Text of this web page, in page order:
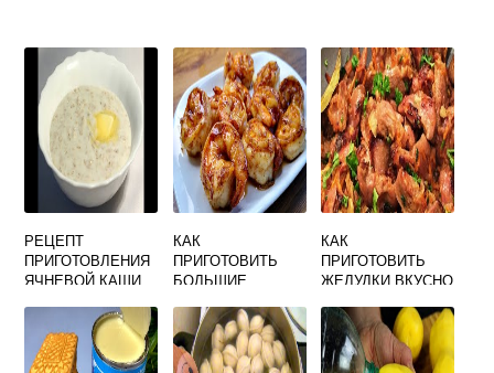
РЕЦЕПТ
ПРИГОТОВЛЕНИЯ
ЯЧНЕВОЙ КАШИ
ВКУСНЫЙ
КАК
ПРИГОТОВИТЬ
БОЛЬШИЕ
ВКУСНО
КАК
ПРИГОТОВИТЬ
ЖЕЛУДКИ ВКУСНО